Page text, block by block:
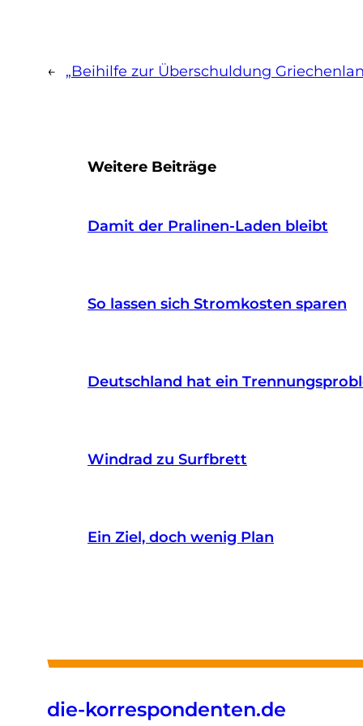
← „Beihilfe zur Überschuldung
Weitere Beiträge
Damit der Pralinen-Laden bleibt
So lassen sich Stromkosten sparen
Deutschland hat ein
Windrad zu Surfbrett
Ein Ziel, doch wenig Plan
die-korrespondenten.de